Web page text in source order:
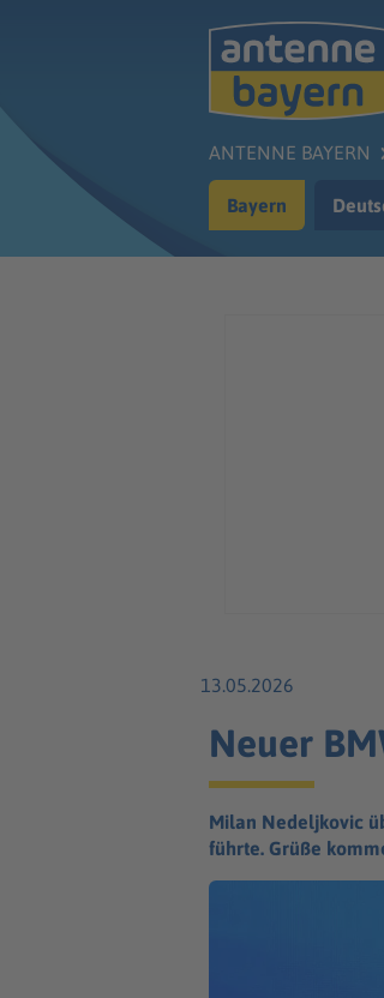
ANTENNE BAYERN
Bayern
13.05.2026
Neuer
Milan Nedeljkovic
führte. Grüße